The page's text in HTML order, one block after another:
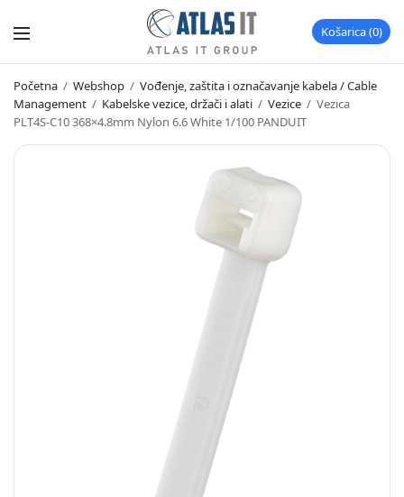
Košarica 0
Početna / Webshop / Vođenje, zaštita i označavanje kabela / Cable
Management / Kabelske vezice, držači i alati / Vezice / Vezica
PLT4S-C10 368×4.8mm Nylon 6.6 White 1/100 PANDUIT